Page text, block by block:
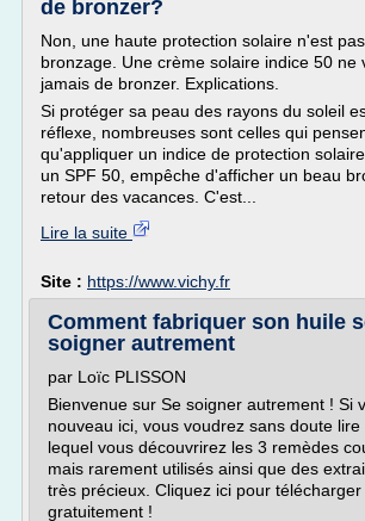
de bronzer?
Non, une haute protection solaire n'est
bronzage. Une crème solaire indice 50 ne
jamais de bronzer. Explications.
Si protéger sa peau des rayons du soleil
réflexe, nombreuses sont celles qui
qu'appliquer un indice de protection
un SPF 50, empêche d'afficher un beau
retour des vacances. C'est...
Lire la suite
Site : https://www.vichy.fr
Comment fabriquer son huile
soigner autrement
par Loïc PLISSON
Bienvenue sur Se soigner autrement ! Si
nouveau ici, vous voudrez sans doute
lequel vous découvrirez les 3 remèdes
mais rarement utilisés ainsi que des
très précieux. Cliquez ici pour
gratuitement !